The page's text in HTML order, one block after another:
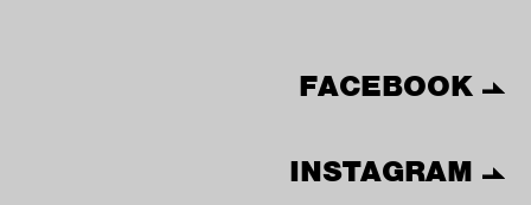
FACEBOOK
INSTAGRAM